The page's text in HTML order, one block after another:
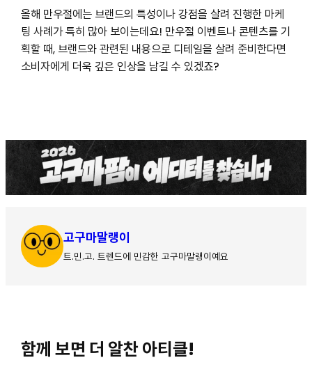
올해 만우절에는 브랜드의 특성이나 강점을 살려 진행한 마케
팅 사례가 특히 많아 보이는데요! 만우절 이벤트나 콘텐츠를 기
획할 때, 브랜드와 관련된 내용으로 디테일을 살려 준비한다면
소비자에게 더욱 깊은 인상을 남길 수 있겠죠?
고구마말랭이
트.민.고. 트렌드에 민감한 고구마말랭이예요
함께 보면 더 알찬 아티클!